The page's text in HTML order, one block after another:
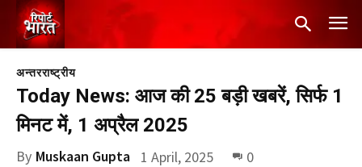
अन्तरराष्ट्रीय
Today News: आज की 25 बड़ी खबरें, सिर्फ 1
मिनट में, 1 अप्रैल 2025
By Muskaan Gupta 1 April, 2025 0